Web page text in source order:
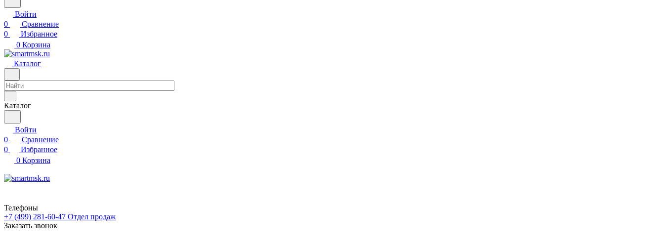
Войти
0
Сравнение
0
Избранное
0 Корзина
Каталог
Каталог
Войти
0
Сравнение
0
Избранное
0 Корзина
Телефоны
+7 (499) 281-60-47 Отдел продаж
Заказать звонок